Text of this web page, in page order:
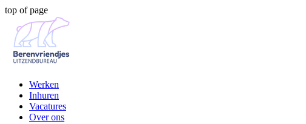
top of page
Werken
Inhuren
Vacatures
Over ons